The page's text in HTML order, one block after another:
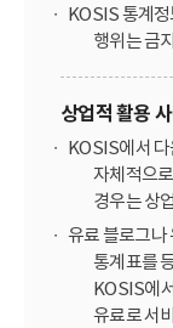
KOSIS 통계
행위는 금
상업적 활용
KOSIS에서
자체적으
경우는 상
유료 블로그나
통계표를
KOSIS에
유료로 서